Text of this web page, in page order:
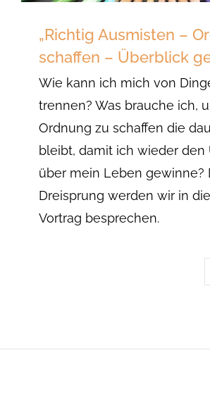
„Richtig Ausmisten –
schaffen – Überblick
Wie kann ich mich von
trennen? Was brauche ich,
Ordnung zu schaffen die
bleibt, damit ich wieder den
über mein Leben gewinne?
Dreisprung werden wir in
Vortrag besprechen.